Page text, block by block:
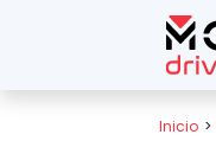
Inicio